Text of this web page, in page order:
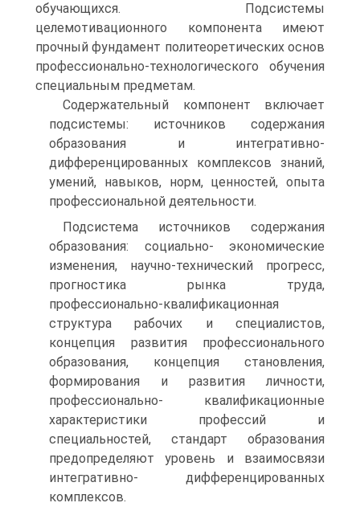
обучающихся. Подсистемы
целемотивационного компонента имеют
прочный фундамент политеоретических основ
профессионально-технологического обучения
специальным предметам.
Содержательный компонент включает
подсистемы: источников содержания
образования и интегративно-
дифференцированных комплексов знаний,
умений, навыков, норм, ценностей, опыта
профессиональной деятельности.
Подсистема источников содержания
образования: социально- экономические
изменения, научно-технический прогресс,
прогностика рынка труда,
профессионально-квалификационная
структура рабочих и специалистов,
концепция развития профессионального
образования, концепция становления,
формирования и развития личности,
профессионально- квалификационные
характеристики профессий и
специальностей, стандарт образования
предопределяют уровень и взаимосвязи
интегративно- дифференцированных
комплексов.